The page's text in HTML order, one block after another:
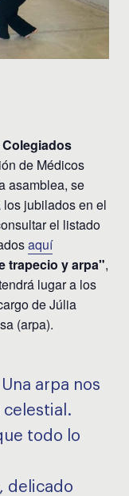
de Médicos
asamblea, se
jubilados en el
el listado
aquí
trapecio y arpa",
lugar a los
de Júlia
(arpa).
arpa nos
celestial.
todo lo
delicado